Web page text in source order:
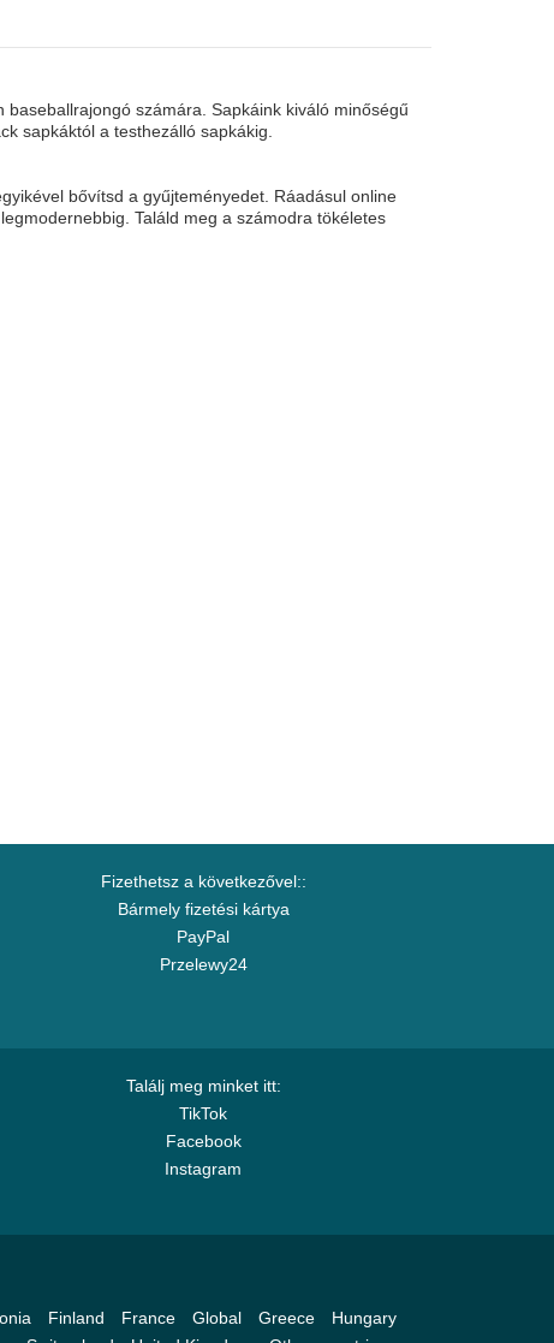
számára. Sapkáink kiváló minőségű
sapkáktól a testhezálló sapkákig.
bővítsd a gyűjteményedet. Ráadásul online
Találd meg a számodra tökéletes
Fizethetsz a következővel::
Bármely fizetési kártya
PayPal
Przelewy24
Találj meg minket itt:
TikTok
Facebook
Instagram
Finland France Global Greece
Hungary